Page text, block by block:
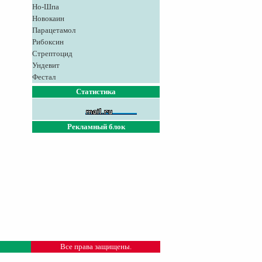
Но-Шпа
Новокаин
Парацетамол
Рибоксин
Стрептоцид
Ундевит
Фестал
Статистика
Рекламный блок
Все права защищены.